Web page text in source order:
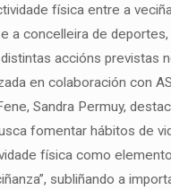
física entre a
a concelleira de
accións previstas
en colaboración con
Sandra Permuy,
fomentar hábitos de
física como
subliñando a